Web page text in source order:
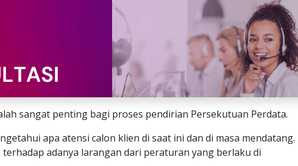
sangat penting bagi proses pendirian Persekutuan Perdata.
apa atensi calon klien di saat ini dan di masa mendatang.
terhadap adanya larangan dari peraturan yang berlaku di